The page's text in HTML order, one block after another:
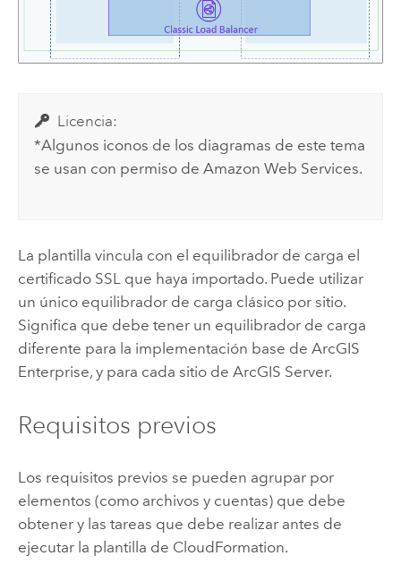
Licencia:
*Algunos iconos de los diagramas de este tema
se usan con permiso deAmazon Web Services.
La plantilla vincula con el equilibrador de carga el
certificado SSL que haya importado. Puede utilizar
un único equilibrador de carga clásico por sitio.
Significa que debe tener un equilibrador de carga
diferente para la implementación base de ArcGIS
Enterprise, y para cada sitio de ArcGIS Server.
Requisitos previos
Los requisitos previos se pueden agrupar por
elementos (como archivos y cuentas) que debe
obtener y las tareas que debe realizar antes de
ejecutar la plantilla de CloudFormation.